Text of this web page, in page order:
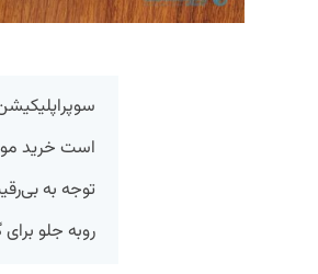
است خرید
توجه به
روبه جلو